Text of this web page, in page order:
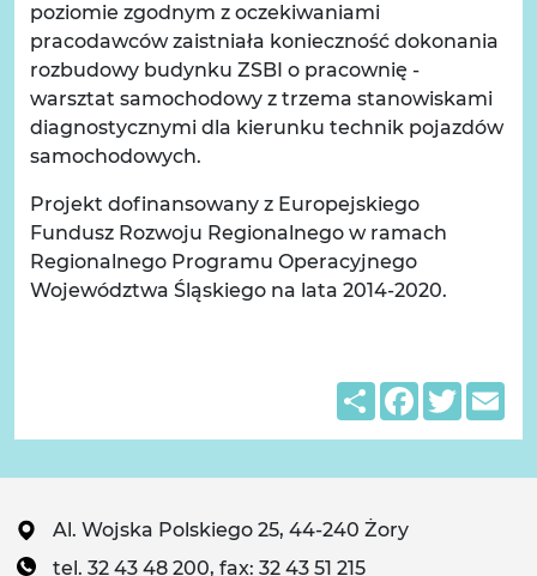
poziomie zgodnym z oczekiwaniami
pracodawców zaistniała konieczność dokonania
rozbudowy budynku ZSBI o pracownię -
warsztat samochodowy z trzema stanowiskami
diagnostycznymi dla kierunku technik pojazdów
samochodowych.
Projekt dofinansowany z Europejskiego
Fundusz Rozwoju Regionalnego w ramach
Regionalnego Programu Operacyjnego
Województwa Śląskiego na lata 2014-2020.
ShareFacebook
Twitter
Al. Wojska Polskiego 25, 44-240 Żory
tel. 32 43 48 200, fax: 32 43 51 215